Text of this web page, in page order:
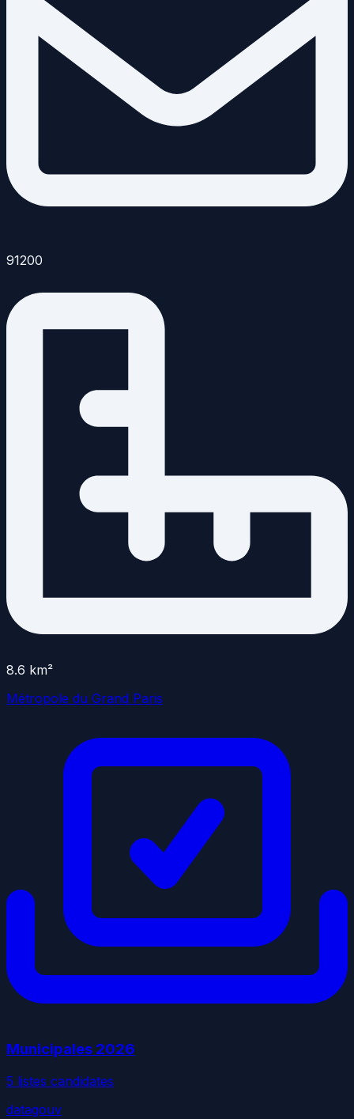
91200
8.6 km²
Métropole du Grand Paris
Municipales 2026
5 listes candidates
datagouv